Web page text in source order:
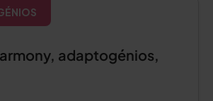
adaptogénios,